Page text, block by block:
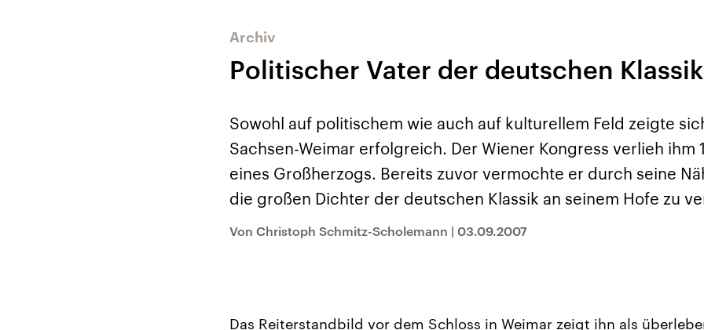
Aktuelle Beiträge,
Hintergründe
militärisch gehören die
den mächtigsten
großem Einfluss auf das
aktuelle Weltgeschehen.
Aktuelle Lage und
Der Überfall der
Terrororganisation
auf Israel hat in der
Gewalt entfacht. Israel
möchte die Hamas
Aktuelle Lage und
Der Iran – seit der
1979 auch Islamische
von einem
regierter Staat im Nahen
Osten. Eine Feindschaft
In unseren
„Moment mal“
Behauptungen auf
kommt eine
Archiv
Politischer Vater der deutschen Klassik
Sowohl auf politischem wie auch auf kulturellem Feld zeigte
Sachsen-Weimar erfolgreich. Der Wiener Kongress verlieh ihm
eines Großherzogs. Bereits zuvor vermochte er durch seine
die großen Dichter der deutschen Klassik an seinem Hofe zu
Von Christoph Schmitz-Scholemann | 03.09.2007
Das Reiterstandbild vor dem Schloss in Weimar zeigt ihn als